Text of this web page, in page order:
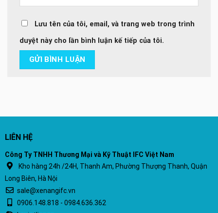
Lưu tên của tôi, email, và trang web trong trình
duyệt này cho lần bình luận kế tiếp của tôi.
LIÊN HỆ
Công Ty TNHH Thương Mại và Kỹ Thuật IFC Việt Nam
Kho hàng 24h /24H, Thanh Am, Phường Thượng Thanh, Quận
Long Biên, Hà Nội
sale@xenangifc.vn
0906.148.818 - 0984.636.362